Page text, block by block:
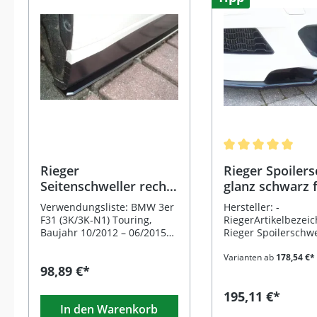
Rieger
Seitenschweller rechts
passend für BMW 3er
F31 Touring
Verwendungsliste: BMW 3er
F31 (3K/3K-N1) Touring,
Baujahr 10/2012 – 06/2015
M-Paket-Schweller geeignet.
hochwertige Rieger
Seitenschweller rechts
98,89 €*
In den Warenkorb
Rieger
glanz schwarz
BMW 3er F31 (3K/3K-
N1) Touring
Facelift) LCI
Hersteller: -
Rieger
glänzend, für Fzg.
Varianten ab178,54 €*
195,11 €*